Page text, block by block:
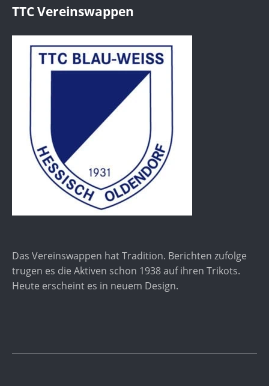
TTC Vereinswappen
Das Vereinswappen hat Tradition. Berichten zufolge
trugen es die Aktiven schon 1938 auf ihren Trikots.
Heute erscheint es in neuem Design.